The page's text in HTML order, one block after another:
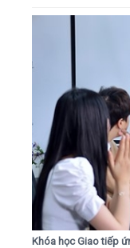
Khóa học Giao tiếp